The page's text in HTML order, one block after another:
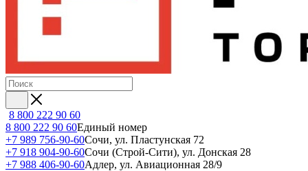
8 800 222 90 60
8 800 222 90 60Единый номер
+7 989 756-90-60Сочи, ул. Пластунская 72
+7 918 904-90-60Сочи (Строй-Сити), ул. Донская 28
+7 988 406-90-60Адлер, ул. Авиационная 28/9